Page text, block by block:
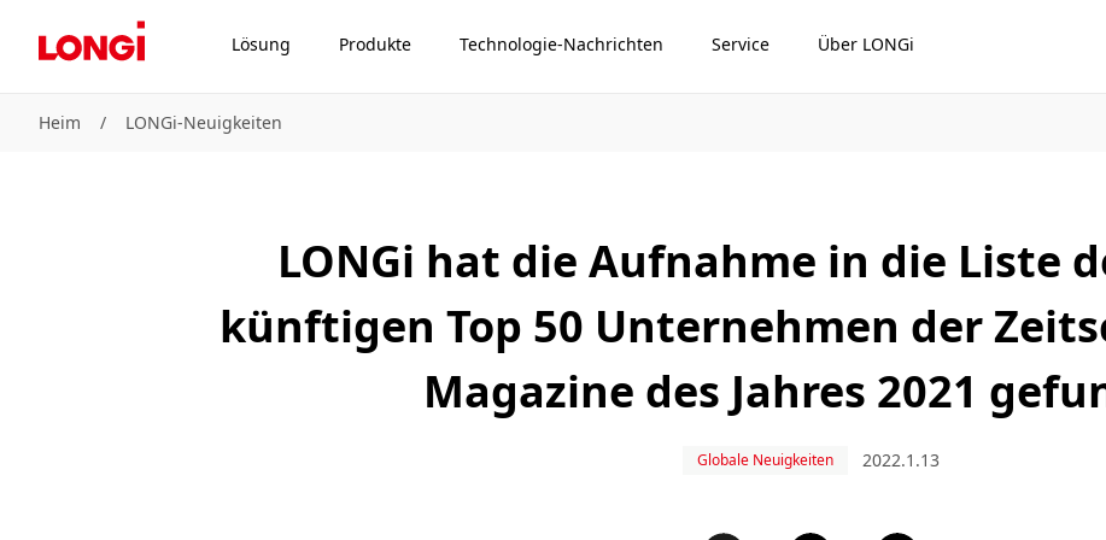
Lösung Produkte Technologie-Nachrichten Service Über LONGi
Heim / LONGi-Neuigkeiten
LONGi hat die Aufnahme in die Liste
künftigen Top 50 Unternehmen der
Magazine des Jahres 2021
Globale Neuigkeiten 2022.1.13